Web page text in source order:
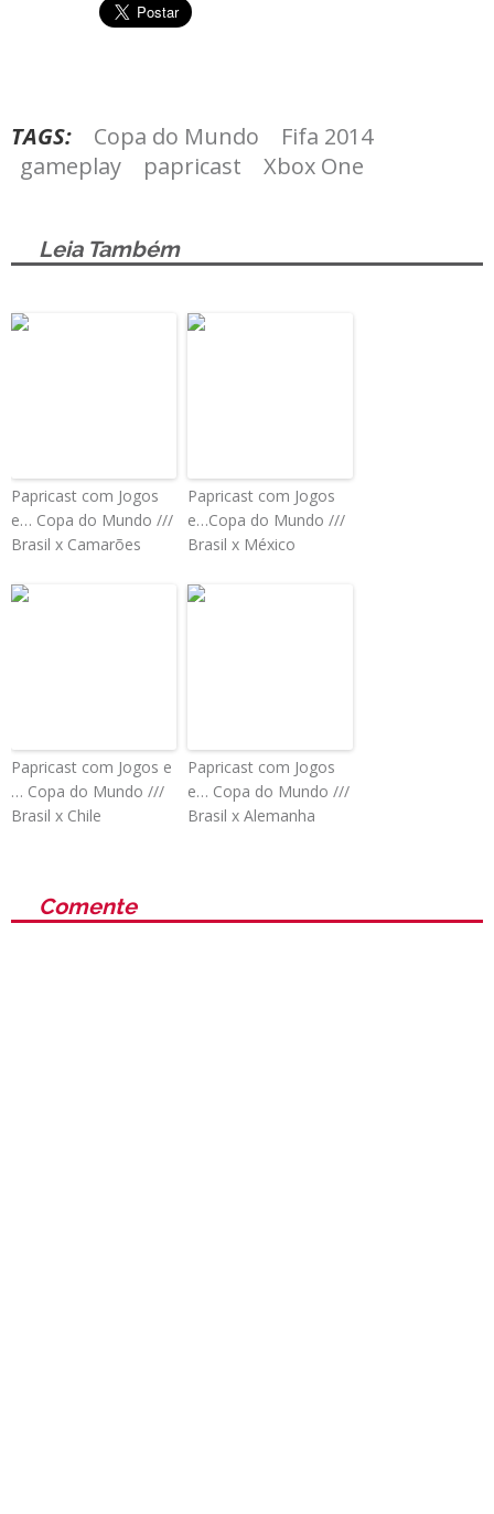
TAGS: Copa do Mundo
Fifa 2014
gameplay
papricast Xbox One
Leia Também
Papricast com Jogos
e… Copa do Mundo ///
Brasil x Camarões
Papricast com Jogos
e…Copa do Mundo ///
Brasil x México
Papricast com Jogos e
… Copa do Mundo ///
Brasil x Chile
Papricast com Jogos
e… Copa do Mundo ///
Brasil x Alemanha
Comente